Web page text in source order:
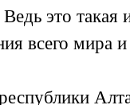
это такая
всего мира и